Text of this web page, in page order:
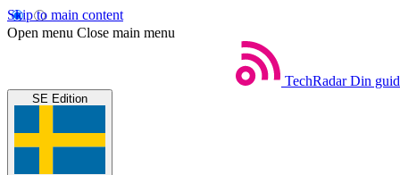
Skip to main content
Open menu Close main menu
TechRadar Din
SE Edition